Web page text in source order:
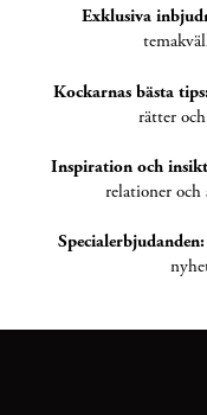
Exklusiva
Kockarnas bästa
rätter
Inspiration och
relationer och
Specialerbjudanden: